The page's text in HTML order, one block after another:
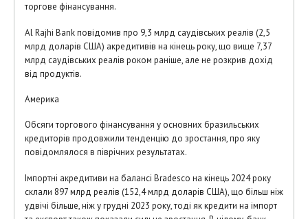
торгове фінансування.
Al Rajhi Bank повідомив про 9,3 млрд саудівських реалів (2,5
млрд доларів США) акредитивів на кінець року, що вище 7,37
млрд саудівських реалів роком раніше, але не розкрив дохід
від продуктів.
Америка
Обсяги торгового фінансування у основних бразильських
кредиторів продовжили тенденцію до зростання, про яку
повідомлялося в піврічних результатах.
Імпортні акредитиви на балансі Bradesco на кінець 2024 року
склали 897 млрд реалів (152,4 млрд доларів США), що більш ніж
удвічі більше, ніж у грудні 2023 року, тоді як кредити на імпорт